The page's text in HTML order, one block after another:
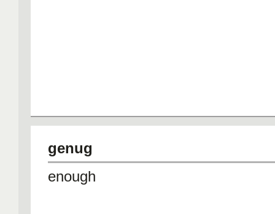
genug
enough